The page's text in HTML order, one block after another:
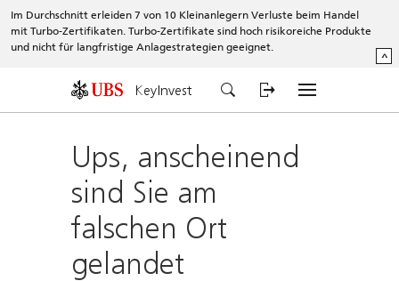
Im Durchschnitt erleiden 7 von 10 Kleinanlegern Verluste beim Handel
mit Turbo-Zertifikaten. Turbo-Zertifikate sind hoch risikoreiche Produkte
und nicht für langfristige Anlagestrategien geeignet.
^
KeyInvest
Ups, anscheinend
sind Sie am
falschen Ort
gelandet